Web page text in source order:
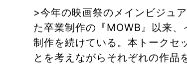
>今年の映画祭のメインビジュ
た卒業制作の『MOWB』以来
制作を続けている。本トークセ
とを考えながらそれぞれの作品